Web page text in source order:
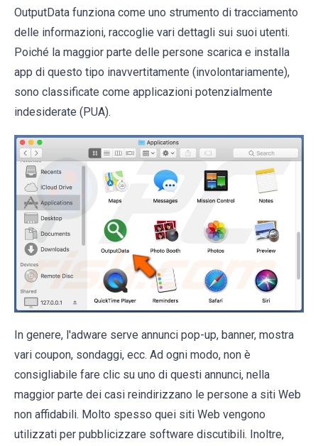
OutputData funziona come uno strumento di tracciamento
delle informazioni, raccoglie vari dettagli sui suoi utenti.
Poiché la maggior parte delle persone scarica e installa
app di questo tipo inavvertitamente (involontariamente),
sono classificate come applicazioni potenzialmente
indesiderate (PUA).
In genere, l'adware serve annunci pop-up, banner, mostra
vari coupon, sondaggi, ecc. Ad ogni modo, non è
consigliabile fare clic su uno di questi annunci, nella
maggior parte dei casi reindirizzano le persone a siti Web
non affidabili. Molto spesso quei siti Web vengono
utilizzati per pubblicizzare software discutibili. Inoltre,